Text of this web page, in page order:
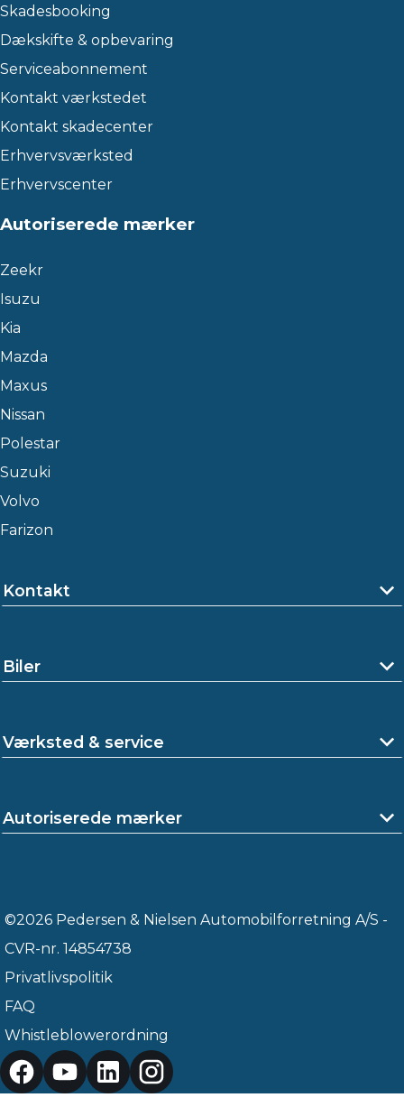
Skadesbooking
Dækskifte & opbevaring
Serviceabonnement
Kontakt værkstedet
Kontakt skadecenter
Erhvervsværksted
Erhvervscenter
Autoriserede mærker
Zeekr
Isuzu
Kia
Mazda
Maxus
Nissan
Polestar
Suzuki
Volvo
Farizon
Kontakt
Biler
Værksted & service
Autoriserede mærker
©2026 Pedersen & Nielsen Automobilforretning A/S -
CVR-nr. 14854738
Privatlivspolitik
FAQ
Whistleblowerordning